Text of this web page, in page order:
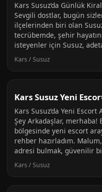
Kars Susuz’da Günlük
Sevgili dostlar, bugün
ilçelerinden biri olan
tecrübemde, şehir
isteyenler için Susuz,
Kars / Susuz
Kars Susuz Yeni
Kars Susuz’da Yeni
Şey Arkadaşlar, merhaba!
bölgesinde yeni escort
rehber hazırladım.
adresi bulmak, güvenilir
Kars / Susuz